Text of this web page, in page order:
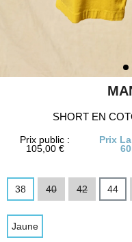
SHORT EN
Prix public :
105,00 €
Prix
38 40 42 44
Jaune